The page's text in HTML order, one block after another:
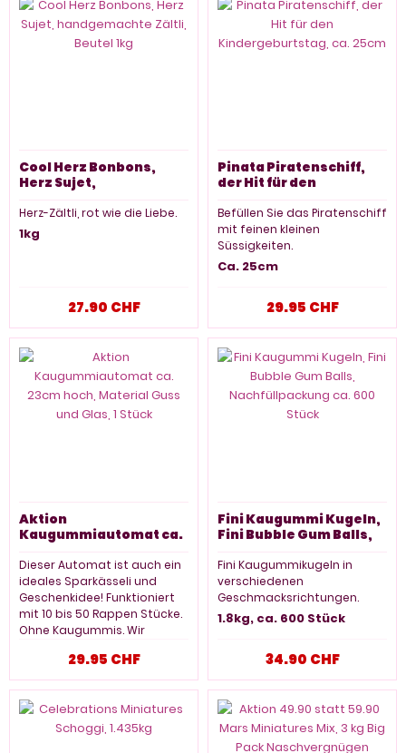
1 Stück, ca. 25cm
Cool Herz Bonbons,
Herz Sujet,
Beutel 1kg
Herz-Zältli, rot wie die Liebe.
1kg
27.90 CHF
Pinata Piratenschiff,
der Hit für den
25cm
Befüllen Sie das Piratenschiff
mit feinen kleinen
Süssigkeiten.
Ca. 25cm
29.95 CHF
Aktion
Kaugummiautomat ca.
Guss und Glas, 1 Stück
Dieser Automat ist auch ein
ideales Sparkässeli und
Geschenkidee! Funktioniert
mit 10 bis 50 Rappen Stücke.
Ohne Kaugummis. Wir
Bubble oder die Fini
Kaugummis. Bitte separat
bestellen. Nicht für
Kleinkinder geeignet da Glas.
1 Stück, ca. 23cm, Farbe
29.95 CHF
Fini Kaugummi Kugeln,
Fini Bubble Gum Balls,
600 Stück
Fini Kaugummikugeln in
verschiedenen
Geschmacksrichtungen.
1.8kg, ca. 600 Stück
34.90 CHF